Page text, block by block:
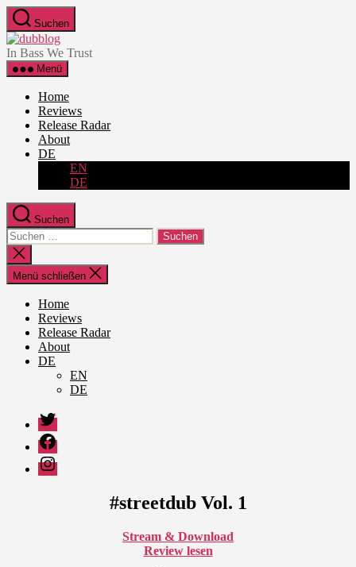
Zum
Inhalt
springen
Suchen
dubblog
In Bass We Trust
Menü
Home
Reviews
Release Radar
About
DE
EN
DE
Suchen
Suche
nach:
Suche
schließen
Menü schließen
Home
Reviews
Release Radar
About
DE
EN
DE
Twitter
Facebook
Instagram
#streetdub Vol. 1
Stream & Download
Review lesen